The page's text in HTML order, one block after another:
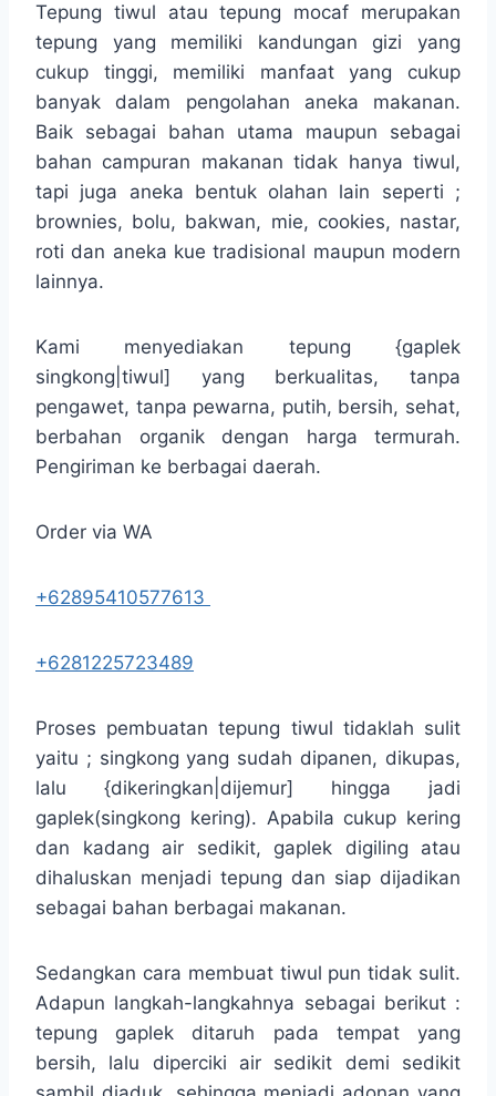
Tepung tiwul atau tepung mocaf merupakan
tepung yang memiliki kandungan gizi yang
cukup tinggi, memiliki manfaat yang cukup
banyak dalam pengolahan aneka makanan.
Baik sebagai bahan utama maupun sebagai
bahan campuran makanan tidak hanya tiwul,
tapi juga aneka bentuk olahan lain seperti ;
brownies, bolu, bakwan, mie, cookies, nastar,
roti dan aneka kue tradisional maupun modern
lainnya.
Kami menyediakan tepung {gaplek
singkong|tiwul] yang berkualitas, tanpa
pengawet, tanpa pewarna, putih, bersih, sehat,
berbahan organik dengan harga termurah.
Pengiriman ke berbagai daerah.
Order via WA
+62895410577613
+6281225723489
Proses pembuatan tepung tiwul tidaklah sulit
yaitu ; singkong yang sudah dipanen, dikupas,
lalu {dikeringkan|dijemur] hingga jadi
gaplek(singkong kering). Apabila cukup kering
dan kadang air sedikit, gaplek digiling atau
dihaluskan menjadi tepung dan siap dijadikan
sebagai bahan berbagai makanan.
Sedangkan cara membuat tiwul pun tidak sulit.
Adapun langkah-langkahnya sebagai berikut :
tepung gaplek ditaruh pada tempat yang
bersih, lalu diperciki air sedikit demi sedikit